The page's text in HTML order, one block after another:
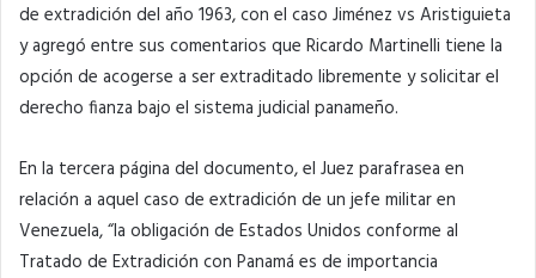
de extradición del año 1963, con el caso Jiménez vs Aristiguieta
y agregó entre sus comentarios que Ricardo Martinelli tiene la
opción de acogerse a ser extraditado libremente y solicitar el
derecho fianza bajo el sistema judicial panameño.
En la tercera página del documento, el Juez parafrasea en
relación a aquel caso de extradición de un jefe militar en
Venezuela, “la obligación de Estados Unidos conforme al
Tratado de Extradición con Panamá es de importancia